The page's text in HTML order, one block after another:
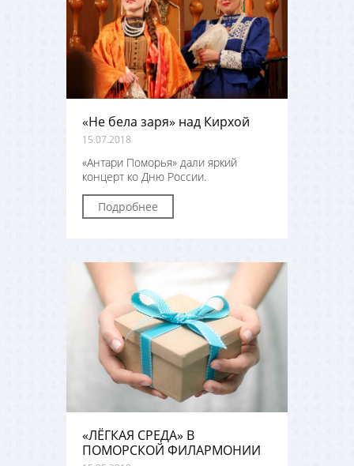
«Не бела заря» над Кирхой
15.07.2018
«Антари Поморья» дали яркий
концерт ко Дню России.
Подробнее
«ЛЁГКАЯ СРЕДА» В
ПОМОРСКОЙ ФИЛАРМОНИИ